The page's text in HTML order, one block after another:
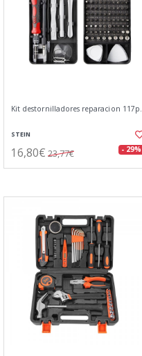
Kit destornilladores reparacion 117p.
STEIN
16,80€ 23,77€ - 29%